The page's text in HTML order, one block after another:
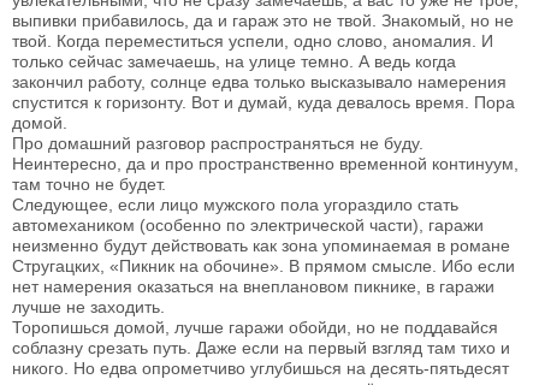
выпивки прибавилось, да и гараж это не твой. Знакомый, но не
твой. Когда переместиться успели, одно слово, аномалия. И
только сейчас замечаешь, на улице темно. А ведь когда
закончил работу, солнце едва только высказывало намерения
спустится к горизонту. Вот и думай, куда девалось время. Пора
домой.
Про домашний разговор распространяться не буду.
Неинтересно, да и про пространственно временной континуум,
там точно не будет.
Следующее, если лицо мужского пола угораздило стать
автомехаником (особенно по электрической части), гаражи
неизменно будут действовать как зона упоминаемая в романе
Стругацких, «Пикник на обочине». В прямом смысле. Ибо если
нет намерения оказаться на внеплановом пикнике, в гаражи
лучше не заходить.
Торопишься домой, лучше гаражи обойди, но не поддавайся
соблазну срезать путь. Даже если на первый взгляд там тихо и
никого. Но едва опрометчиво углубишься на десять-пятьдесят